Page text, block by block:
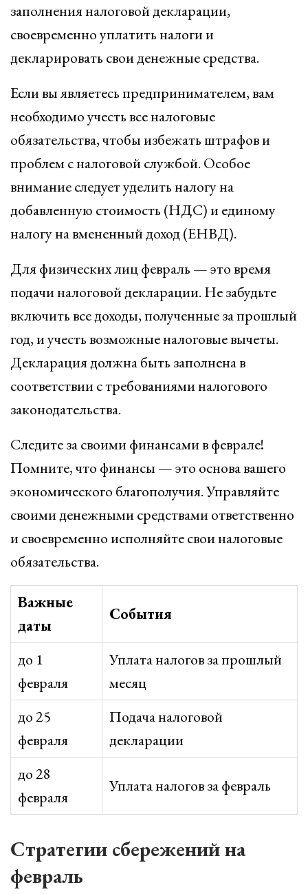
заполнения налоговой декларации,
своевременно уплатить налоги и
декларировать свои денежные средства.
Если вы являетесь предпринимателем, вам
необходимо учесть все налоговые
обязательства, чтобы избежать штрафов и
проблем с налоговой службой. Особое
внимание следует уделить налогу на
добавленную стоимость (НДС) и единому
налогу на вмененный доход (ЕНВД).
Для физических лиц февраль — это время
подачи налоговой декларации. Не забудьте
включить все доходы, полученные за прошлый
год, и учесть возможные налоговые вычеты.
Декларация должна быть заполнена в
соответствии с требованиями налогового
законодательства.
Следите за своими финансами в феврале!
Помните, что финансы — это основа вашего
экономического благополучия. Управляйте
своими денежными средствами ответственно
и своевременно исполняйте свои налоговые
обязательства.
Важные
даты
События
до 1
февраля
Уплата налогов за прошлый
месяц
до 25
февраля
Подача налоговой
декларации
до 28
февраля
Уплата налогов за февраль
Стратегии сбережений на
февраль